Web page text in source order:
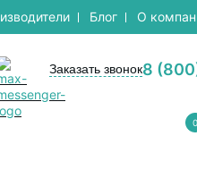
Блог О
8
Заказать звонок
0